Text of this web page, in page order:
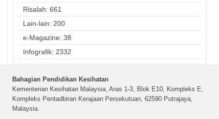
Risalah: 661
Lain-lain: 200
e-Magazine: 38
Infografik: 2332
Bahagian Pendidikan Kesihatan
Kementerian Kesihatan Malaysia, Aras 1-3, Blok E10, Kompleks E,
Kompleks Pentadbiran Kerajaan Persekutuan, 62590 Putrajaya,
Malaysia.